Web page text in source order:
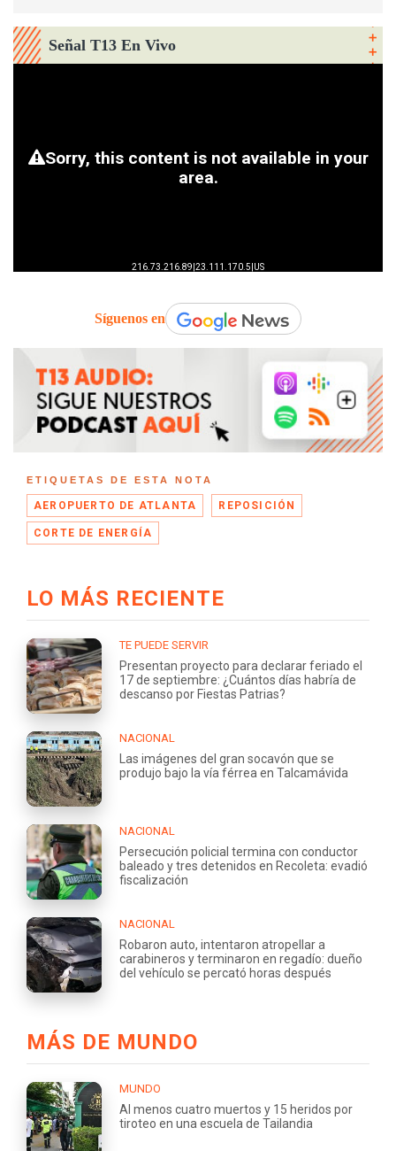
Señal T13 En Vivo
Síguenos en
ETIQUETAS DE ESTA NOTA
AEROPUERTO DE ATLANTA REPOSICIÓN
CORTE DE ENERGÍA
LO MÁS RECIENTE
TE PUEDE SERVIR
Presentan proyecto para declarar feriado el
17 de septiembre: ¿Cuántos días habría de
descanso por Fiestas Patrias?
NACIONAL
Las imágenes del gran socavón que se
produjo bajo la vía férrea en Talcamávida
NACIONAL
Persecución policial termina con conductor
baleado y tres detenidos en Recoleta: evadió
fiscalización
NACIONAL
Robaron auto, intentaron atropellar a
carabineros y terminaron en regadío: dueño
del vehículo se percató horas después
MÁS DE MUNDO
MUNDO
Al menos cuatro muertos y 15 heridos por
tiroteo en una escuela de Tailandia